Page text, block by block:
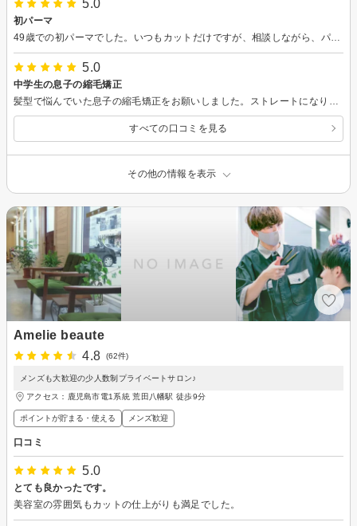
5.0
初パーマ
49歳での初パーマでした。いつもカットだけですが、相談しながら、パーマに挑戦。とてもいい感じに仕上げてくださり、ありがとうございました。
5.0
中学生の息子の縮毛矯正
すべての口コミを見る
その他の情報を表示
Amelie beaute
4.8
(62件)
メンズも大歓迎の少人数制プライベートサロン♪
アクセス：鹿児島市電1系統 荒田八幡駅 徒歩9分
ポイントが貯まる・使える メンズ歓迎
口コミ
5.0
とても良かったです。
美容室の雰囲気もカットの仕上がりも満足でした。